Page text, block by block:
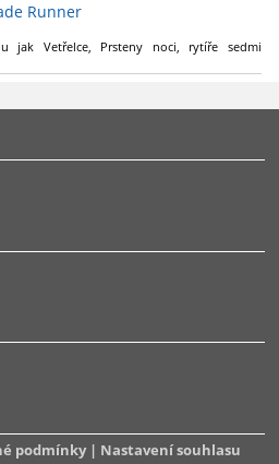
Runner
jak Vetřelce, Prsteny noci, rytíře sedmi
podmínky Nastavení souhlasu